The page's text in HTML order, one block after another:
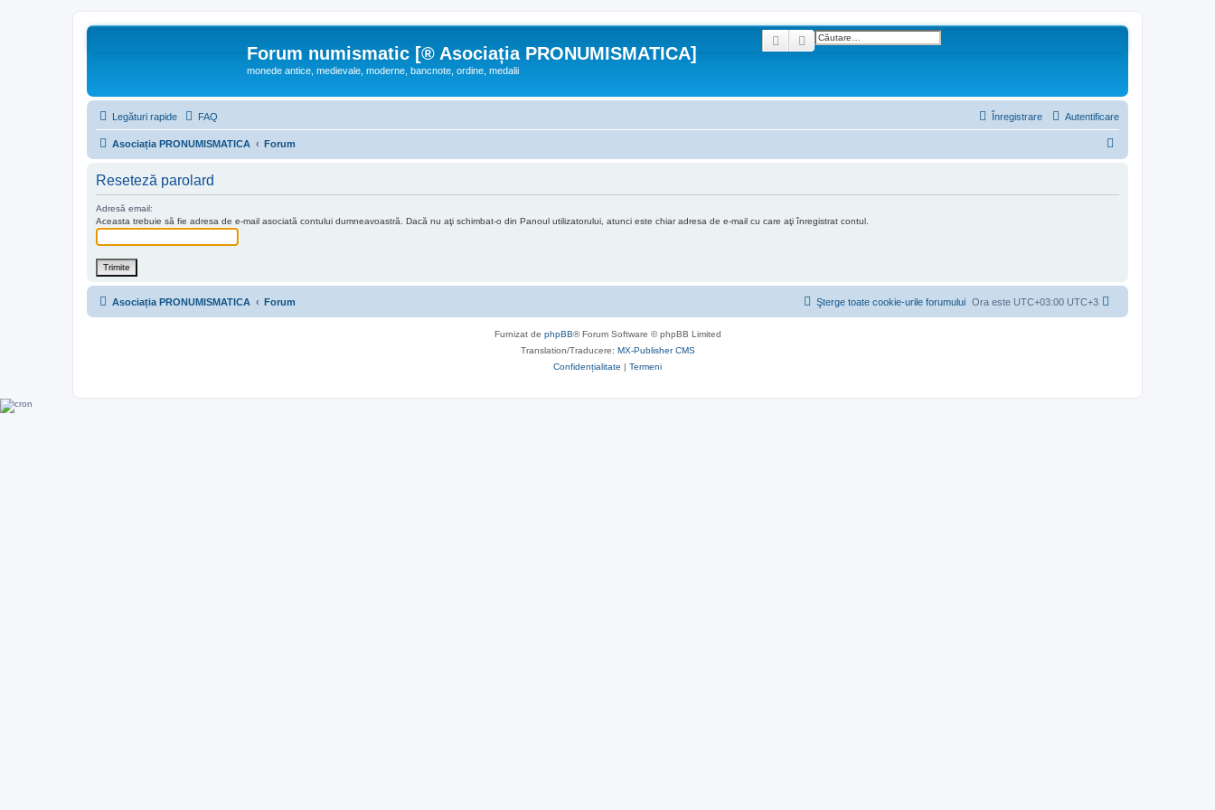
Forum numismatic [® Asociația PRONUMISMATICA]
monede antice, medievale, moderne, bancnote, ordine, medalii
CăutareCăutare avansată
Legături rapide FAQ Autentificare
Înregistrare
Asociația PRONUMISMATICA Forum
Reseteză parolard
Adresă email:
Aceasta trebuie să fie adresa de e-mail asociată contului dumneavoastră. Dacă nu aţi schimbat-o din Panoul utilizatorului, atunci este chiar adresa de e-mail cu care aţi înregistrat contul.
Asociația PRONUMISMATICA Forum Ora este UTC+03:00 UTC+3
Şterge toate cookie-urile forumului
Furnizat de phpBB® Forum Software © phpBB Limited
Translation/Traducere: MX-Publisher CMS
Confidențialitate | Termeni